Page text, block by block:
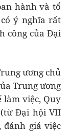
hành và tổ
ý nghĩa rất
công của Đại
ương chủ
Trung ương
làm việc, Quy
Đại hội VII
giá việc